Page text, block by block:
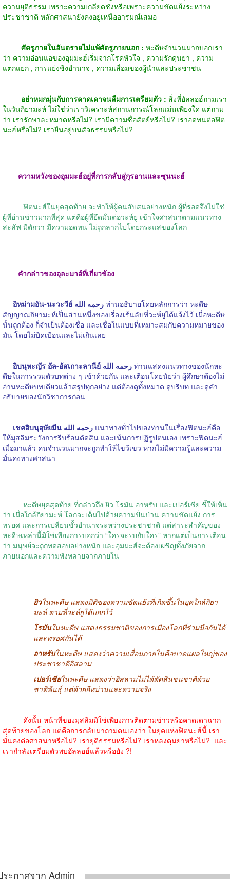
ความยุติธรรม เพราะความเกลียดชังหรือเพราะความขัดแย้งระหว่าง
ประชาชาติ หลักศาสนายังคงอยู่เหนืออารมณ์เสมอ
ศัตรูภายในอันตรายไม่แพ้ศัตรูภายนอก : หะดีษจำนวนมากบอกเรา
ว่า ความอ่อนแอของอุมมะฮ์เริ่มจากโรคหัวใจ , ความรักดุนยา , ความ
แตกแยก , การแย่งชิงอำนาจ , ความเสื่อมของผู้นำและประชาชน
อย่าหมกมุ่นกับการคาดเดาจนลืมการเตรียมตัว : สิ่งที่อัลลอฮ์ถามเรา
ในวันกิยามะห์ ไม่ใช่ว่าเราวิเคราะห์สถานการณ์โลกแม่นเพียงใด แต่ถาม
ว่า เรารักษาละหมาดหรือไม่? เรามีความซื่อสัตย์หรือไม่? เราอดทนต่อฟิต
นะฮ์หรือไม่? เรายืนอยู่บนสัจธรรมหรือไม่?
ความหวังของอุมมะฮ์อยู่ที่การกลับสู่กุรอานและซุนนะฮ์
ฟิตนะฮ์ในยุคสุดท้าย จะทำให้ผู้คนสับสนอย่างหนัก ผู้ที่รอดจึงไม่ใช่
ผู้ที่อ่านข่าวมากที่สุด แต่คือผู้ที่ยึดมั่นต่อวะห์ยู เข้าใจศาสนาตามแนวทาง
สะลัฟ มีตักวา มีความอดทน ไม่ถูกลากไปโดยกระแสของโลก
คำกล่าวของอุละมาอ์ที่เกี่ยวข้อง
อิหม่ามอัน-นะวะวีย์ رحمه الله ท่านอธิบายโดยหลักการว่า หะดีษ
สัญญาณกิยามะห์เป็นส่วนหนึ่งของเรื่องเร้นลับที่วะห์ยูได้แจ้งไว้ เมื่อหะดีษ
นั้นถูกต้อง ก็จำเป็นต้องเชื่อ และเชื่อในแบบที่เหมาะสมกับความหมายของ
มัน โดยไม่บิดเบือนและไม่เกินเลย
อิบนุหะญัร อัล-อัสเกาะลานีย์ رحمه الله ท่านแสดงแนวทางของนักหะ
ดีษในการรวมตัวบทต่าง ๆ เข้าด้วยกัน และเตือนโดยนัยว่า ผู้ศึกษาต้องไม่
อ่านหะดีษบทเดียวแล้วสรุปทุกอย่าง แต่ต้องดูทั้งหมวด ดูบริบท และดูคำ
อธิบายของนักวิชาการก่อน
เชคอิบนุอุษัยมีน رحمه الله แนวทางทั่วไปของท่านในเรื่องฟิตนะฮ์คือ
ให้มุสลิมระวังการรีบร้อนตัดสิน และเน้นการปฏิรูปตนเอง เพราะฟิตนะฮ์
เมื่อมาแล้ว คนจำนวนมากจะถูกทำให้ไขว้เขว หากไม่มีความรู้และความ
มั่นคงทางศาสนา
หะดีษยุคสุดท้าย ที่กล่าวถึง ยิว โรมัน อาหรับ และเปอร์เซีย ชี้ให้เห็น
ว่า เมื่อใกล้กิยามะห์ โลกจะเต็มไปด้วยความปั่นป่วน ความขัดแย้ง การ
ทรยศ และการเปลี่ยนขั้วอำนาจระหว่างประชาชาติ แต่สาระสำคัญของ
หะดีษเหล่านี้มิใช่เพียงการบอกว่า “ใครจะรบกับใคร” หากแต่เป็นการเตือน
ว่า มนุษย์จะถูกทดสอบอย่างหนัก และอุมมะฮ์จะต้องเผชิญทั้งภัยจาก
ภายนอกและความพังทลายจากภายใน
ยิวในหะดีษ แสดงมิติของความขัดแย้งที่เกิดขึ้นในยุคใกล้กิยา
มะห์ ตามที่วะห์ยูได้บอกไว้
โรมันในหะดีษ แสดงธรรมชาติของการเมืองโลกที่ร่วมมือกันได้
และทรยศกันได้
อาหรับในหะดีษ แสดงว่าความเสื่อมภายในคือบาดแผลใหญ่ของ
ประชาชาติอิสลาม
เปอร์เซียในหะดีษ แสดงว่าอิสลามไม่ได้ตัดสินชนชาติด้วย
ชาติพันธุ์ แต่ด้วยอีหม่านและความจริง
ดังนั้น หน้าที่ของมุสลิมมิใช่เพียงการติดตามข่าวหรือคาดเดาฉาก
สุดท้ายของโลก แต่คือการกลับมาถามตนเองว่า ในยุคแห่งฟิตนะฮ์นี้ เรา
มั่นคงต่อศาสนาหรือไม่? เรายุติธรรมหรือไม่? เราหลงดุนยาหรือไม่? และ
เรากำลังเตรียมตัวพบอัลลอฮ์แล้วหรือยัง ?!
ระกาศจาก Admin